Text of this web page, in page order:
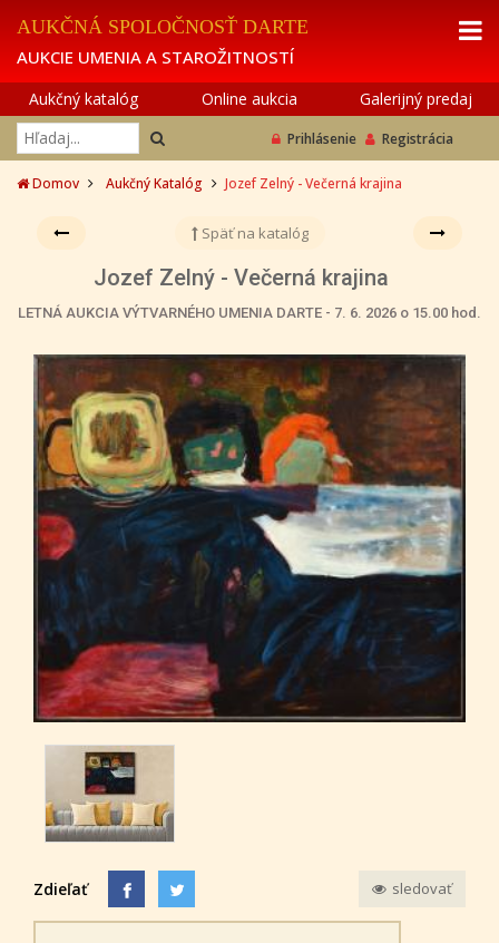
AUKČNÁ SPOLOČNOSŤ DARTE
AUKCIE UMENIA A STAROŽITNOSTÍ
Aukčný katalóg Online aukcia Galerijný predaj
Prihlásenie Registrácia
Domov Aukčný Katalóg Jozef Zelný - Večerná krajina
Späť na katalóg
Jozef Zelný - Večerná krajina
LETNÁ AUKCIA VÝTVARNÉHO UMENIA DARTE - 7. 6. 2026 o 15.00 hod.
Zdieľať sledovať